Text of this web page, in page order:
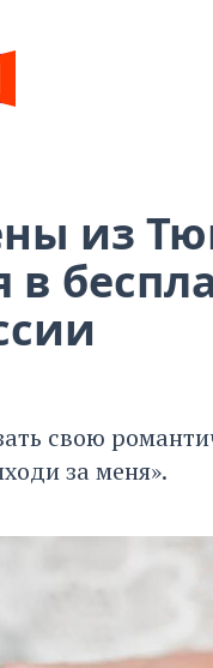
из
в
свою
за меня».